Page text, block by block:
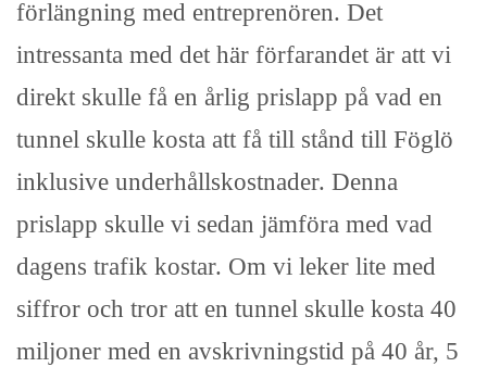
förlängning med entreprenören. Det
intressanta med det här förfarandet är att vi
direkt skulle få en årlig prislapp på vad en
tunnel skulle kosta att få till stånd till Föglö
inklusive underhållskostnader. Denna
prislapp skulle vi sedan jämföra med vad
dagens trafik kostar. Om vi leker lite med
siffror och tror att en tunnel skulle kosta 40
miljoner med en avskrivningstid på 40 år, 5